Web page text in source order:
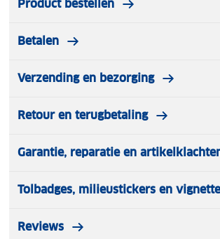
Product bestellen
Betalen
Verzending en bezorging
Retour en terugbetaling
Garantie, reparatie en
Tolbadges, milieustickers en
Reviews